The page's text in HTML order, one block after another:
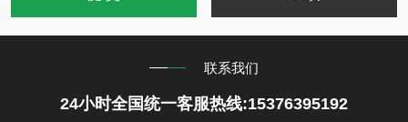
联系我们
24小时全国统一客服热线:15376395192